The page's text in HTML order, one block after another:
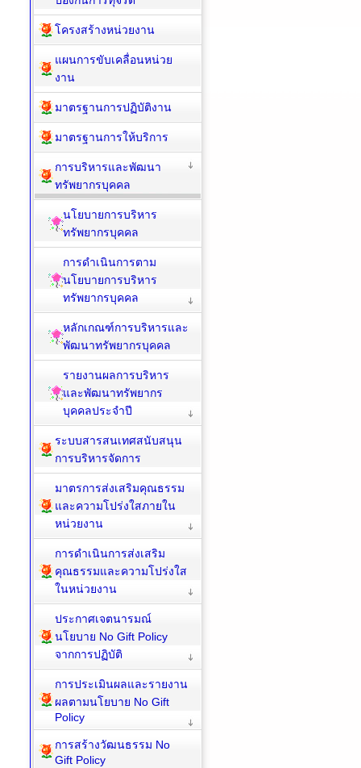
โครงสร้างหน่วยงาน
แผนการขับเคลื่อนหน่วย
งาน
มาตรฐานการปฏิบัติงาน
มาตรฐานการให้บริการ
การบริหารและพัฒนา
ทรัพยากรบุคคล
นโยบายการบริหาร
ทรัพยากรบุคคล
การดำเนินการตาม
นโยบายการบริหาร
ทรัพยากรบุคคล
หลักเกณฑ์การบริหารและ
พัฒนาทรัพยากรบุคคล
รายงานผลการบริหาร
และพัฒนาทรัพยากร
บุคคลประจำปี
ระบบสารสนเทศสนับสนุน
การบริหารจัดการ
มาตรการส่งเสริมคุณธรรม
และความโปร่งใสภายใน
หน่วยงาน
การดำเนินการส่งเสริม
คุณธรรมและความโปร่งใส
ในหน่วยงาน
ประกาศเจตนารมณ์
นโยบาย No Gift Policy
จากการปฏิบัติ
การประเมินผลและรายงาน
ผลตามนโยบาย No Gift
Policy
การสร้างวัฒนธรรม No
Gift Policy